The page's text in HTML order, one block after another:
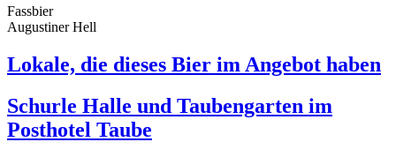
Fassbier
Augustiner Hell
Lokale, die dieses Bier im Angebot haben
Schurle Halle und Taubengarten im
Posthotel Taube